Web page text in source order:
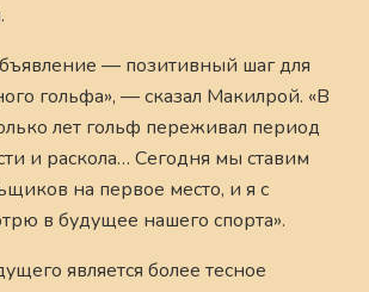
— позитивный шаг для
гольфа», — сказал Макилрой. «В
лет гольф переживал период
и раскола… Сегодня мы ставим
на первое место, и я с
в будущее нашего спорта».
является более тесное